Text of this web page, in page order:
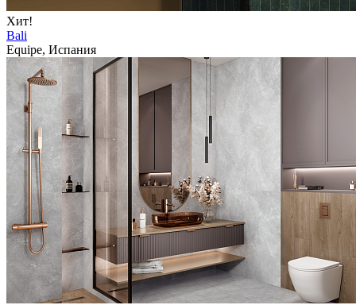
Хит!
Bali
Equipe, Испания